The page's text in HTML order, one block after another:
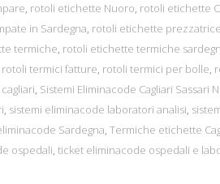
, rotoli etichette Nuoro, rotoli etichette
in Sardegna, rotoli etichette prezzatrice
termiche, rotoli etichette termiche
rotoli termici fatture, rotoli termici per bolle,
, Sistemi Eliminacode Cagliari Sassari
, sistemi eliminacode laboratori analisi,
Sardegna, Termiche etichette
ospedali, ticket eliminacode ospedali e